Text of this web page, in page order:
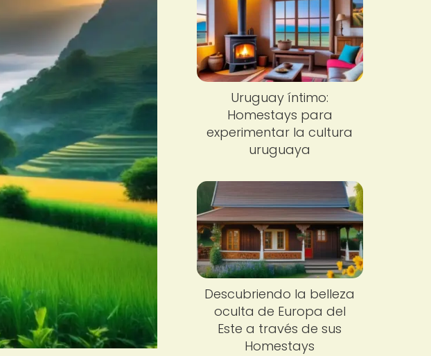
Uruguay íntimo:
Homestays para
experimentar la cultura
uruguaya
Descubriendo la belleza
oculta de Europa del
Este a través de sus
Homestays